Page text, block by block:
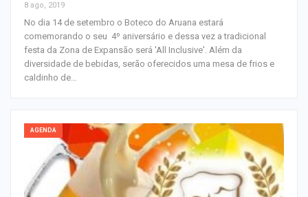
8 ago, 2019
No dia 14 de setembro o Boteco do Aruana estará
comemorando o seu 4º aniversário e dessa vez a tradicional
festa da Zona de Expansão será 'All Inclusive'. Além da
diversidade de bebidas, serão oferecidos uma mesa de frios e
caldinho de…
AGENDA